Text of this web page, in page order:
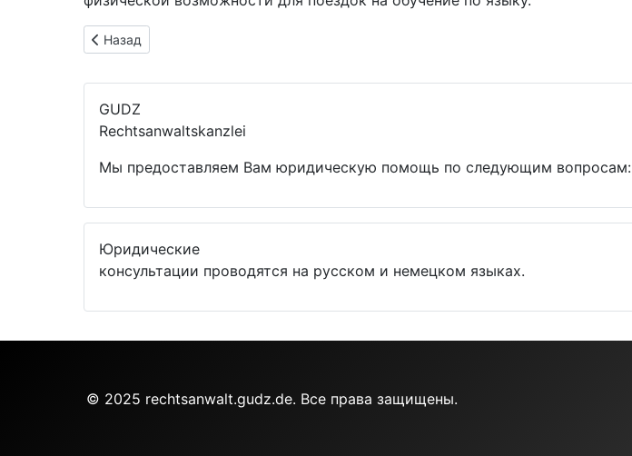
GUDZ
Rechtsanwaltskanzlei
Мы предоставляем Вам юридическую помощь по следующим вопросам:
Юридические
консультации проводятся на русском и немецком языках.
Предыдущий: Двойное гражданство
Назад
© 2025 rechtsanwalt.gudz.de. Все права защищены.